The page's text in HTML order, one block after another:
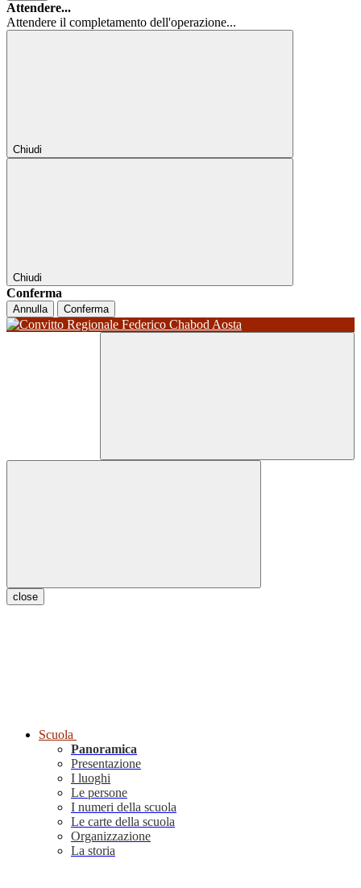
Attendere...
Attendere il completamento dell'operazione...
Chiudi
Chiudi
Conferma
Annulla Conferma
close
Scuola
Panoramica
Presentazione
I luoghi
Le persone
I numeri della scuola
Le carte della scuola
Organizzazione
La storia